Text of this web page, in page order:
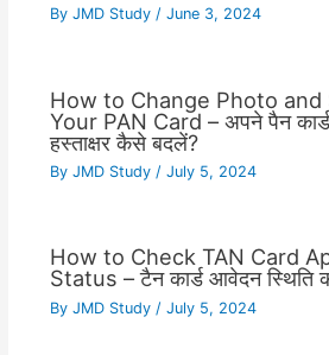
By JMD Study / June 3, 2024
How to Change Photo and
Your PAN Card – अपने पैन
हस्ताक्षर कैसे बदलें?
By JMD Study / July 5, 2024
How to Check TAN Card
Status – टैन कार्ड आवेदन स्थिति
By JMD Study / July 5, 2024